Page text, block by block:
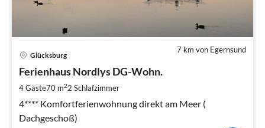
7 km von Egernsund
Glücksburg
Ferienhaus Nordlys DG-Wohn.
4 Gäste70 m22 Schlafzimmer
4**** Komfortferienwohnung direkt am Meer (
Dachgeschoß)